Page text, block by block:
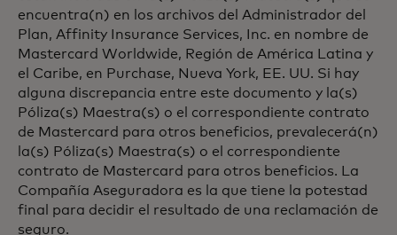
encuentra(n) en los archivos del Administrador del
Plan, Affinity Insurance Services, Inc. en nombre de
Mastercard Worldwide, Región de América Latina y
el Caribe, en Purchase, Nueva York, EE. UU. Si hay
alguna discrepancia entre este documento y la(s)
Póliza(s) Maestra(s) o el correspondiente contrato
de Mastercard para otros beneficios, prevalecerá(n)
la(s) Póliza(s) Maestra(s) o el correspondiente
contrato de Mastercard para otros beneficios. La
Compañía Aseguradora es la que tiene la potestad
final para decidir el resultado de una reclamación de
seguro.